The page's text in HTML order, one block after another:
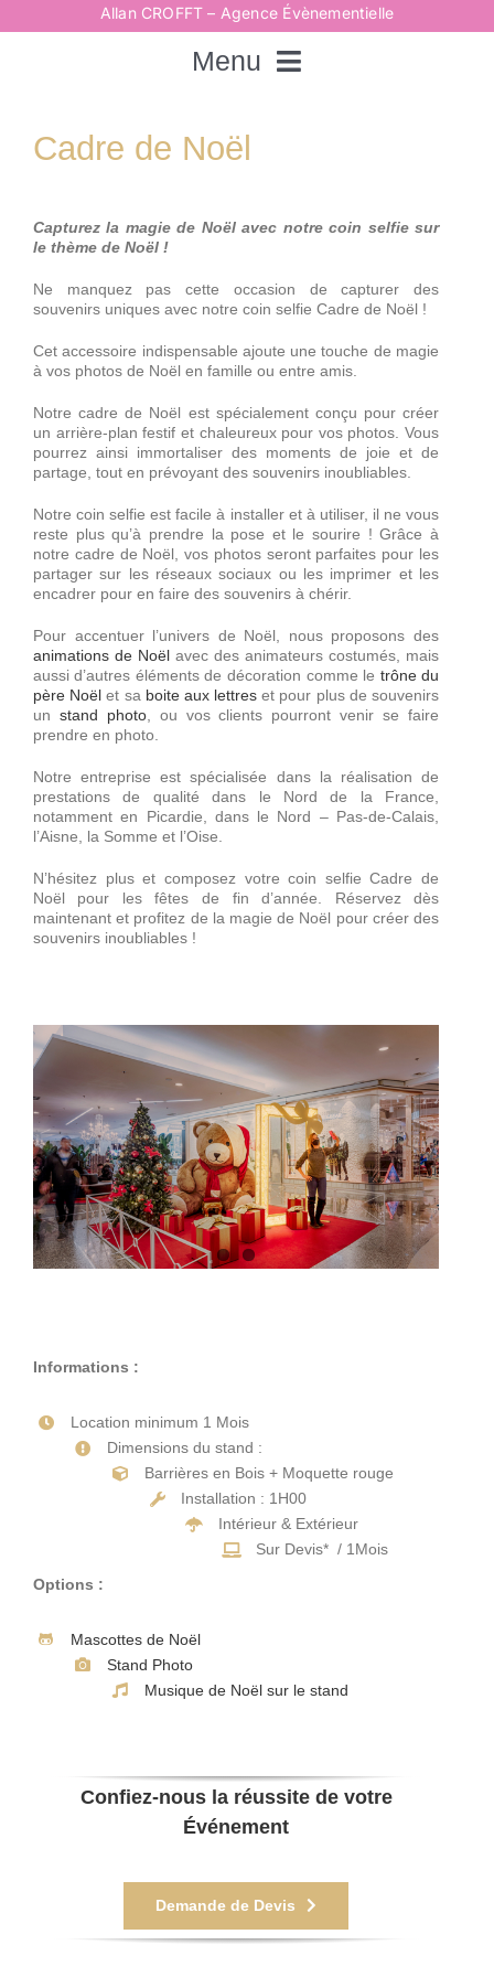
au
Allan CROFFT – Agence Évènementielle
Menu
Rechercher:
Accueil
Spectacles
Techniques
Animations
Décorations
Devis
Accès Pro
Cadre de Noël
Capturez la magie de Noël avec notre coin selfie sur
le thème de Noël !
Ne manquez pas cette occasion de capturer des
souvenirs uniques avec notre coin selfie Cadre de Noël !
Cet accessoire indispensable ajoute une touche de magie
à vos photos de Noël en famille ou entre amis.
Notre cadre de Noël est spécialement conçu pour créer
un arrière-plan festif et chaleureux pour vos photos. Vous
pourrez ainsi immortaliser des moments de joie et de
partage, tout en prévoyant des souvenirs inoubliables.
Notre coin selfie est facile à installer et à utiliser, il ne vous
reste plus qu’à prendre la pose et le sourire ! Grâce à
notre cadre de Noël, vos photos seront parfaites pour les
partager sur les réseaux sociaux ou les imprimer et les
encadrer pour en faire des souvenirs à chérir.
Pour accentuer l’univers de Noël, nous proposons des
animations de Noël avec des animateurs costumés, mais
aussi d’autres éléments de décoration comme le trône du
père Noël et sa boite aux lettres et pour plus de souvenirs
un stand photo, ou vos clients pourront venir se faire
prendre en photo.
Notre entreprise est spécialisée dans la réalisation de
prestations de qualité dans le Nord de la France,
notamment en Picardie, dans le Nord – Pas-de-Calais,
l’Aisne, la Somme et l’Oise.
N’hésitez plus et composez votre coin selfie Cadre de
Noël pour les fêtes de fin d’année. Réservez dès
maintenant et profitez de la magie de Noël pour créer des
souvenirs inoubliables !
Informations :
Location minimum 1 Mois
Dimensions du stand :
Barrières en Bois + Moquette rouge
Installation : 1H00
Intérieur & Extérieur
Sur Devis* / 1Mois
Options :
Mascottes de Noël
Stand Photo
Musique de Noël sur le stand
Confiez-nous la réussite de votre
Événement
Demande de Devis